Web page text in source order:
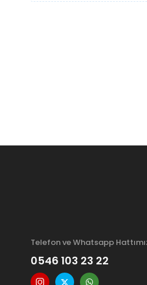
Telefon ve Whatsapp
0546 103 23 22